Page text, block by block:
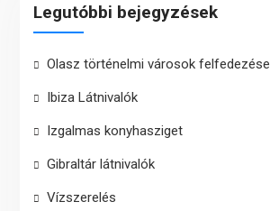
Legutóbbi bejegyzések
Olasz történelmi városok felfedezése
Ibiza Látnivalók
Izgalmas konyhasziget
Gibraltár látnivalók
Vízszerelés